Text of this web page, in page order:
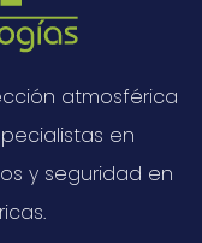
atmosférica
en
y seguridad en